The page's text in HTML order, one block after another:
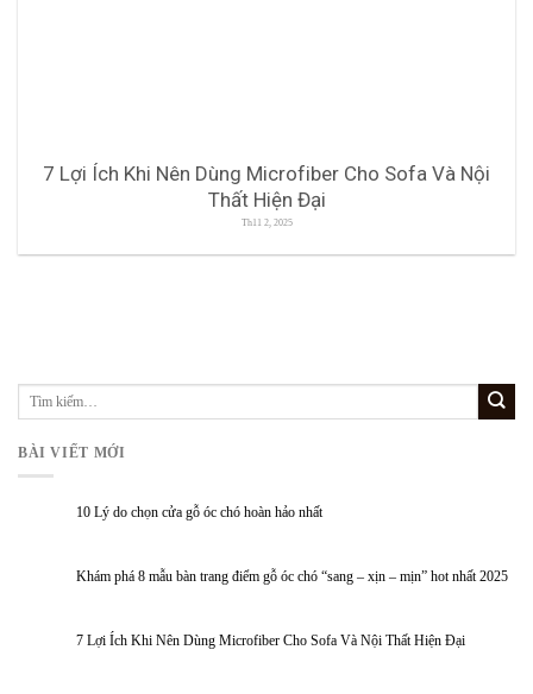
7 Lợi Ích Khi Nên Dùng Microfiber Cho Sofa Và Nội
Thất Hiện Đại
Th11 2, 2025
BÀI VIẾT MỚI
10 Lý do chọn cửa gỗ óc chó hoàn hảo nhất
Khám phá 8 mẫu bàn trang điểm gỗ óc chó “sang – xịn – mịn” hot nhất 2025
7 Lợi Ích Khi Nên Dùng Microfiber Cho Sofa Và Nội Thất Hiện Đại